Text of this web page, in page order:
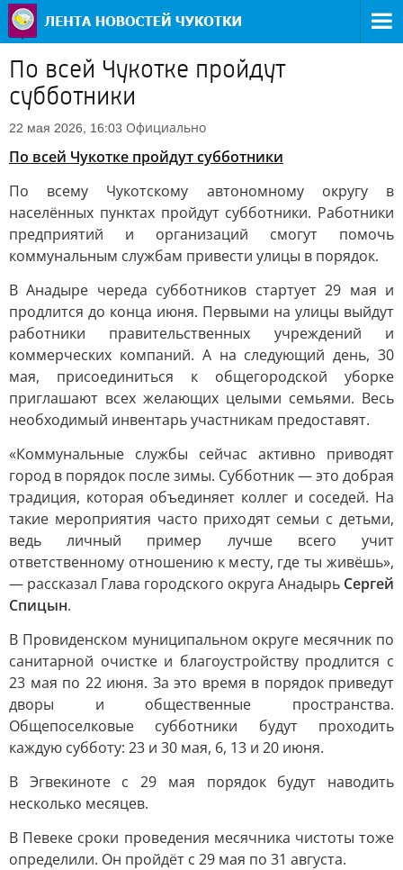
По всей Чукотке пройдут
субботники
22 мая 2026, 16:03 Официально
По всей Чукотке пройдут субботники
По всему Чукотскому автономному округу в
населённых пунктах пройдут субботники. Работники
предприятий и организаций смогут помочь
коммунальным службам привести улицы в порядок.
В Анадыре череда субботников стартует 29 мая и
продлится до конца июня. Первыми на улицы выйдут
работники правительственных учреждений и
коммерческих компаний. А на следующий день, 30
мая, присоединиться к общегородской уборке
приглашают всех желающих целыми семьями. Весь
необходимый инвентарь участникам предоставят.
«Коммунальные службы сейчас активно приводят
город в порядок после зимы. Субботник — это добрая
традиция, которая объединяет коллег и соседей. На
такие мероприятия часто приходят семьи с детьми,
ведь личный пример лучше всего учит
ответственному отношению к месту, где ты живёшь»,
— рассказал Глава городского округа Анадырь Сергей
Спицын.
В Провиденском муниципальном округе месячник по
санитарной очистке и благоустройству продлится с
23 мая по 22 июня. За это время в порядок приведут
дворы и общественные пространства.
Общепоселковые субботники будут проходить
каждую субботу: 23 и 30 мая, 6, 13 и 20 июня.
В Эгвекиноте с 29 мая порядок будут наводить
несколько месяцев.
В Певеке сроки проведения месячника чистоты тоже
определили. Он пройдёт с 29 мая по 31 августа.